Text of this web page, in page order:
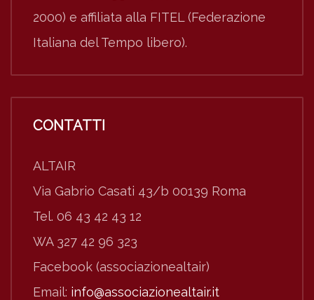
2000) e affiliata alla FITEL (Federazione
Italiana del Tempo libero).
CONTATTI
ALTAIR
Via Gabrio Casati 43/b 00139 Roma
Tel. 06 43 42 43 12
WA 327 42 96 323
Facebook (associazionealtair)
Email: info@associazionealtair.it